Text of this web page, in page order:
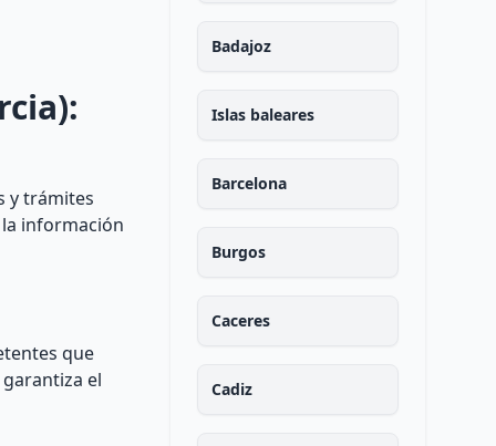
y trámites
información
que
el
Badajoz
Islas baleares
Barcelona
Burgos
Caceres
Cadiz